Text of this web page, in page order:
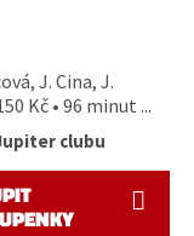
J. Cina, J.
Kč • 96 minut ...
clubu